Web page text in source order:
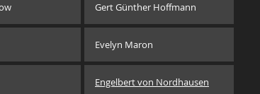
Gert Günther Hoffmann
Evelyn Maron
Engelbert von Nordhausen